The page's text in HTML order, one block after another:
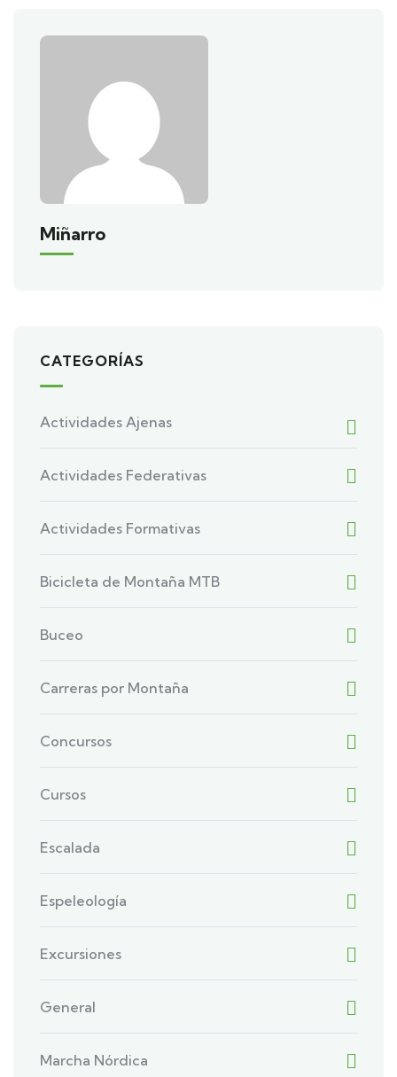
Miñarro
CATEGORÍAS
Actividades Ajenas
Actividades Federativas
Actividades Formativas
Bicicleta de Montaña MTB
Buceo
Carreras por Montaña
Concursos
Cursos
Escalada
Espeleología
Excursiones
General
Marcha Nórdica